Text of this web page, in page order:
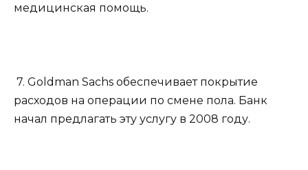
медицинская помощь.
7. Goldman Sachs обеспечивает покрытие
расходов на операции по смене пола. Банк
начал предлагать эту услугу в 2008 году.